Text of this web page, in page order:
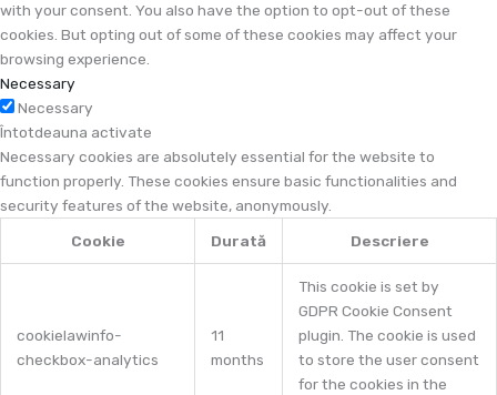
with your consent. You also have the option to opt-out of these
cookies. But opting out of some of these cookies may affect your
browsing experience.
Necessary
Necessary
Întotdeauna activate
Necessary cookies are absolutely essential for the website to
function properly. These cookies ensure basic functionalities and
security features of the website, anonymously.
Cookie
Durată Descriere
cookielawinfo-
checkbox-analytics
11
months
This cookie is set by
GDPR Cookie Consent
plugin. The cookie is used
to store the user consent
for the cookies in the